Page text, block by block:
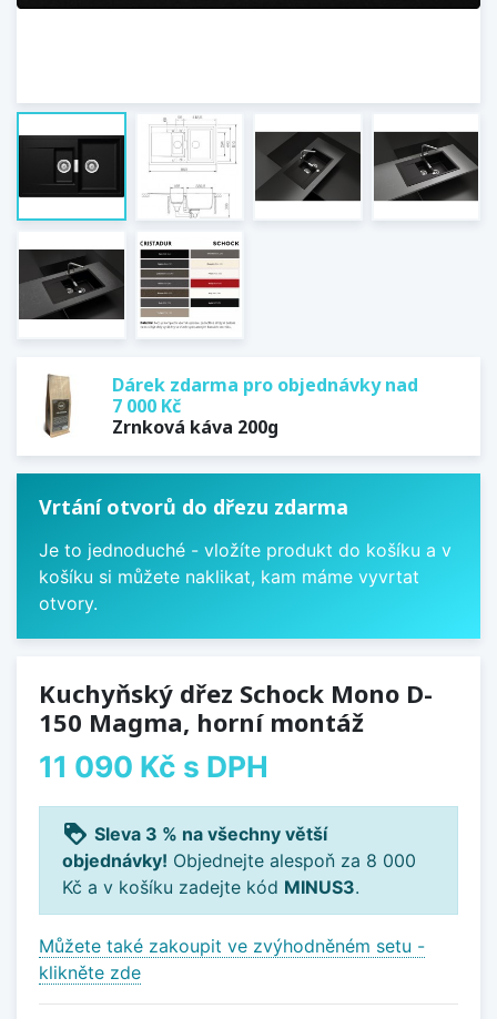
Dárek zdarma pro objednávky nad
7 000 Kč
Zrnková káva 200g
Vrtání otvorů do dřezu zdarma
Je to jednoduché - vložíte produkt do košíku a v
košíku si můžete naklikat, kam máme vyvrtat
otvory.
Kuchyňský dřez Schock Mono D-
150 Magma, horní montáž
11 090 Kč s DPH
loyalty Sleva 3 % na všechny větší
objednávky! Objednejte alespoň za 8 000
Kč a v košíku zadejte kód MINUS3.
Můžete také zakoupit ve zvýhodněném setu -
klikněte zde